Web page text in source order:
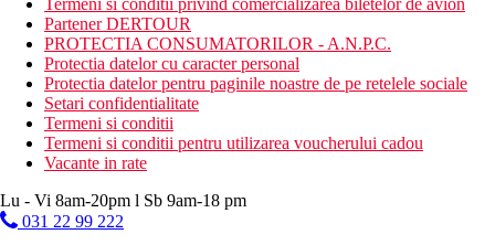
Activitati sportive gratuite
plaja
Activitati sportive contra cost
masaj
biliard
Dieta
inclus in pret: mic dejun
restaurante si baruri: restaurant Andakira care ofera
preparate cu specific international si thailandez (7:00-
23:00), bar in hol (8:00-20:00), bar la piscina (8:00-20:00)
Termeni si conditii privind comercializarea biletelor de avion
Partener DERTOUR
PROTECTIA CONSUMATORILOR - A.N.P.C.
Protectia datelor cu caracter personal
Protectia datelor pentru paginile noastre de pe retelele sociale
Setari confidentialitate
Termeni si conditii
Termeni si conditii pentru utilizarea voucherului cadou
Vacante in rate
Lu - Vi 8am-20pm l Sb 9am-18 pm
031 22 99 222